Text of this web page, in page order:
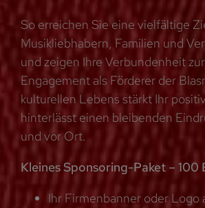
So erreichen Sie eine vielfältige
Musikliebhabern, Familien und
und zeigen Ihre Verbundenheit
Engagement als Förderer der
kulturellen Lebens stärkt Ihr
hinterlässt einen bleibenden
und vor Ort.
Kleines Sponsoring-Paket – 100
Ihr Firmenbanner oder Logo